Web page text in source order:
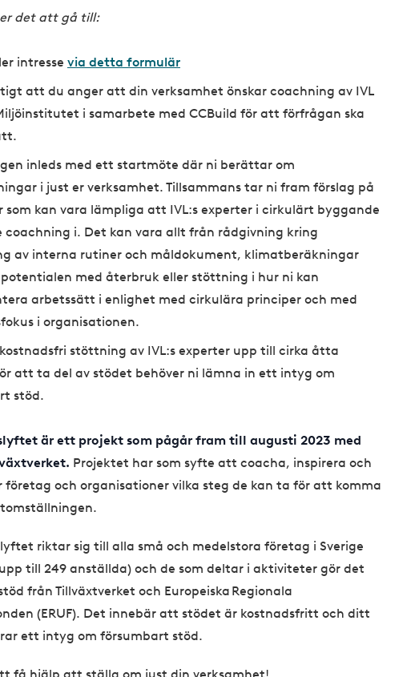
det att gå till:
intresse via detta formulär
att du anger att din verksamhet önskar coachning av IVL
i samarbete med CCBuild för att förfrågan ska
inleds med ett startmöte där ni berättar om
i just er verksamhet. Tillsammans tar ni fram förslag på
som kan vara lämpliga att IVL:s experter i cirkulärt byggande
coachning i. Det kan vara allt från rådgivning kring
av interna rutiner och måldokument, klimatberäkningar
potentialen med återbruk eller stöttning i hur ni kan
arbetssätt i enlighet med cirkulära principer och med
i organisationen.
stöttning av IVL:s experter upp till cirka åtta
att ta del av stödet behöver ni lämna in ett intyg om
stöd.
är ett projekt som pågår fram till augusti 2023 med
Projektet har som syfte att coacha, inspirera och
företag och organisationer vilka steg de kan ta för att komma
riktar sig till alla små och medelstora företag i Sverige
till 249 anställda) och de som deltar i aktiviteter gör det
från Tillväxtverket och Europeiska Regionala
(ERUF). Det innebär att stödet är kostnadsfritt och ditt
ett intyg om försumbart stöd.